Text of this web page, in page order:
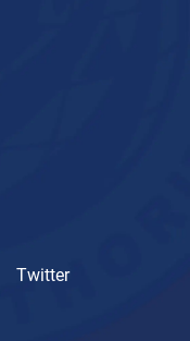
Twitter